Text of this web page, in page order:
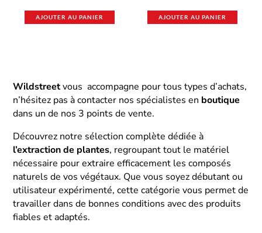
AJOUTER AU PANIER AJOUTER AU PANIER
Wildstreetvous accompagne pour tous types d’achats,
n’hésitez pas à contacter nos spécialistes en boutique
dans un de nos 3 points de vente.
Découvrez notre sélection complète dédiée à
l’extraction de plantes, regroupant tout le matériel
nécessaire pour extraire efficacement les composés
naturels de vos végétaux. Que vous soyez débutant ou
utilisateur expérimenté, cette catégorie vous permet de
travailler dans de bonnes conditions avec des produits
fiables et adaptés.